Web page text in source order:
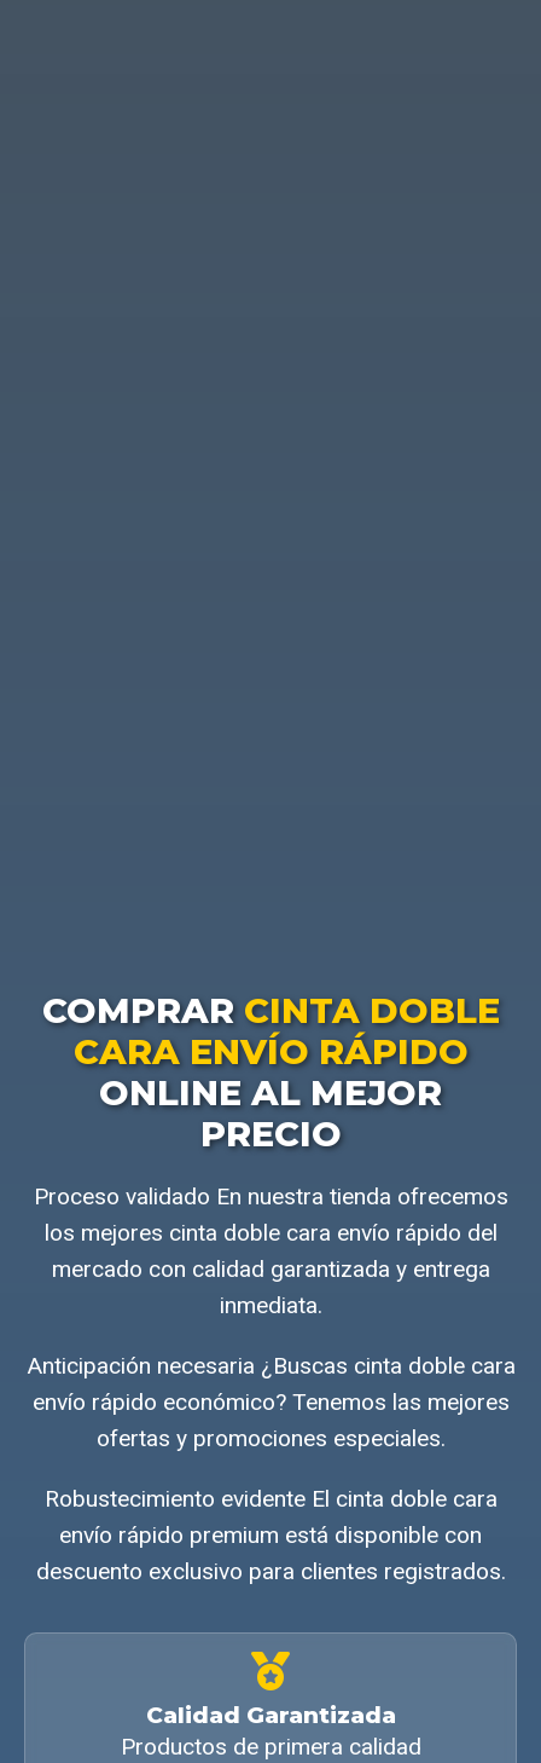
COMPRAR CINTA DOBLE
CARA ENVÍO RÁPIDO
ONLINE AL MEJOR
PRECIO
Proceso validado En nuestra tienda ofrecemos
los mejores cinta doble cara envío rápido del
mercado con calidad garantizada y entrega
inmediata.
Anticipación necesaria ¿Buscas cinta doble cara
envío rápido económico? Tenemos las mejores
ofertas y promociones especiales.
Robustecimiento evidente El cinta doble cara
envío rápido premium está disponible con
descuento exclusivo para clientes registrados.
Calidad Garantizada
Productos de primera calidad